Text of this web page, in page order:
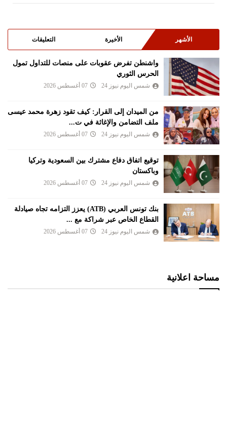
الأشهر الأخيرة التعليقات
واشنطن تفرض عقوبات على منصات للتداول تمول
الحرس الثوري
شمس اليوم نيوز 24 07 أغسطس 2026
من الميدان إلى القرار: كيف تقود زهرة محمد عيسى
ملف التضامن والإغاثة في ت...
شمس اليوم نيوز 24 07 أغسطس 2026
توقيع اتفاق دفاع مشترك بين السعودية وتركيا
وباكستان
شمس اليوم نيوز 24 07 أغسطس 2026
بنك تونس العربي (ATB) يعزز التزامه تجاه صيادلة
القطاع الخاص عبر شراكة مع ...
شمس اليوم نيوز 24 07 أغسطس 2026
مساحة اعلانية